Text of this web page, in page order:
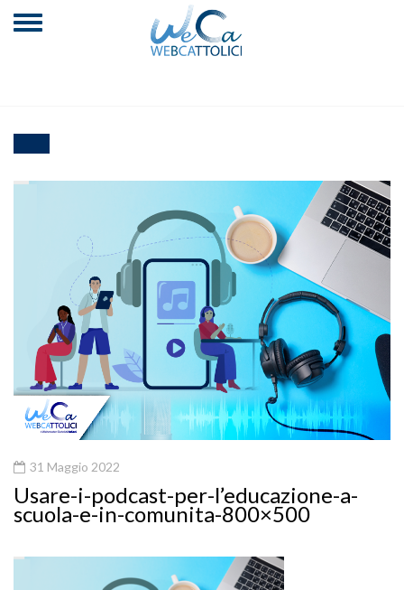
31 Maggio 2022
Usare-i-podcast-per-l’educazione-a-
scuola-e-in-comunita-800×500